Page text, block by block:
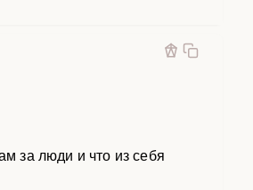
за люди и что из себя